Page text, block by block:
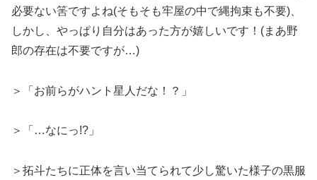
必要ない筈ですよね(そもそも牢屋の中で縄拘束も不要)、
しかし、やっぱり自分はあった方が嬉しいです！(まあ野
郎の存在は不要ですが…)
＞「お前らがハント星人だな！？」
＞「…なにっ!?」
＞拓斗たちに正体を言い当てられて少し驚いた様子の黒服